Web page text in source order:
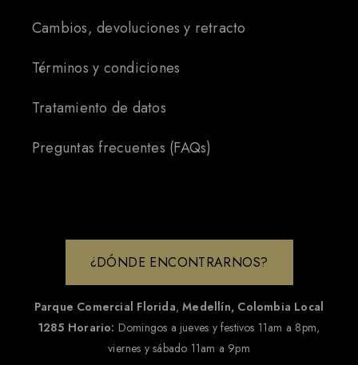
Cambios, devoluciones y retracto
Términos y condiciones
Tratamiento de datos
Preguntas frecuentes (FAQs)
¿DÓNDE ENCONTRARNOS?
Parque Comercial Florida,Medellín, Colombia Local
1285 Horario: Domingos a jueves y festivos 11am a 8pm,
viernes y sábado 11am a 9pm